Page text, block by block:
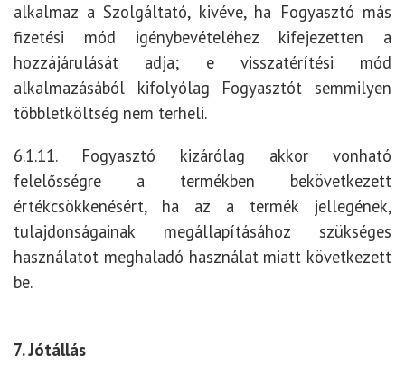
alkalmaz a Szolgáltató, kivéve, ha Fogyasztó más
fizetési mód igénybevételéhez kifejezetten a
hozzájárulását adja; e visszatérítési mód
alkalmazásából kifolyólag Fogyasztót semmilyen
többletköltség nem terheli.
6.1.11. Fogyasztó kizárólag akkor vonható
felelősségre a termékben bekövetkezett
értékcsökkenésért, ha az a termék jellegének,
tulajdonságainak megállapításához szükséges
használatot meghaladó használat miatt következett
be.
7. Jótállás